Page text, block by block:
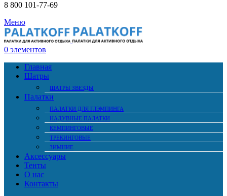
8 800 101-77-69
Меню
0 элементов
Главная
Шатры
ШАТРЫ ЗВЕЗДЫ
Палатки
ПАЛАТКИ ДЛЯ ГЛЭМПИНГА
НАДУВНЫЕ ПАЛАТКИ
КЕМПИНГОВЫЕ
ТРЕКИНГОВЫЕ
ЗИМНИЕ
Аксессуары
Тенты
О нас
Контакты